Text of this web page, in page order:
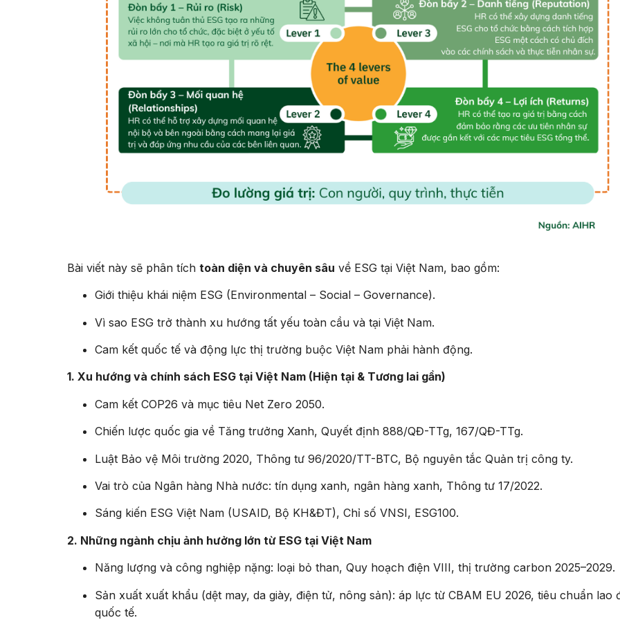
Bài viết này sẽ phân tích toàn diện và chuyên sâu về ESG tại Việt Nam, bao gồm:
Giới thiệu khái niệm ESG (Environmental – Social – Governance).
Vì sao ESG trở thành xu hướng tất yếu toàn cầu và tại Việt Nam.
Cam kết quốc tế và động lực thị trường buộc Việt Nam phải hành động.
1. Xu hướng và chính sách ESG tại Việt Nam (Hiện tại & Tương lai gần)
Cam kết COP26 và mục tiêu Net Zero 2050.
Chiến lược quốc gia về Tăng trưởng Xanh, Quyết định 888/QĐ-TTg, 167/QĐ-TTg.
Luật Bảo vệ Môi trường 2020, Thông tư 96/2020/TT-BTC, Bộ nguyên tắc Quản trị công ty.
Vai trò của Ngân hàng Nhà nước: tín dụng xanh, ngân hàng xanh, Thông tư 17/2022.
Sáng kiến ESG Việt Nam (USAID, Bộ KH&ĐT), Chỉ số VNSI, ESG100.
2. Những ngành chịu ảnh hưởng lớn từ ESG tại Việt Nam
Năng lượng và công nghiệp nặng: loại bỏ than, Quy hoạch điện VIII, thị trường carbon 2025–2029.
Sản xuất xuất khẩu (dệt may, da giày, điện tử, nông sản): áp lực từ CBAM EU 2026, tiêu chuẩn lao
quốc tế.